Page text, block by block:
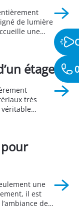
de lumière
une
réalisation a
étage
très
Longjumeau
une
il est
de